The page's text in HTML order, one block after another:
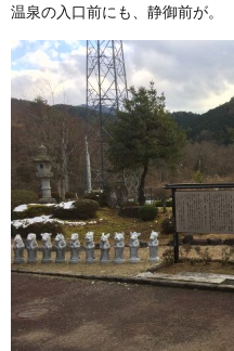
温泉の入口前にも、静御前が。